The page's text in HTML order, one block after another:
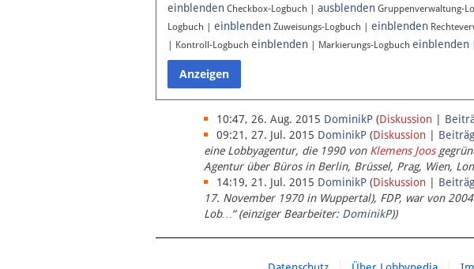
einblenden Checkbox-Logbuch | ausblenden Gruppenverwaltung-
Logbuch | einblenden Zuweisungs-Logbuch | einblenden
| Kontroll-Logbuch einblenden | Markierungs-Logbuch einblenden
10:47, 26. Aug. 2015 DominikP (Diskussion |
09:21, 27. Jul. 2015 DominikP (Diskussion |
eine Lobbyagentur, die 1990 von Klemens Joos
Agentur über Büros in Berlin, Brüssel, Prag, Wien,
14:19, 21. Jul. 2015 DominikP (Diskussion |
17. November 1970 in Wuppertal), FDP, war von
Lob…“ (einziger Bearbeiter: DominikP))